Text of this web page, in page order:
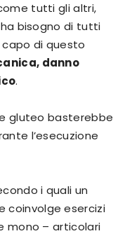
tutti gli altri,
bisogno di tutti
di questo
danno
.
gluteo basterebbe
l’esecuzione
i quali un
coinvolge esercizi
mono – articolari